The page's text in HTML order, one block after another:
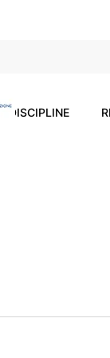
DISCIPLINE